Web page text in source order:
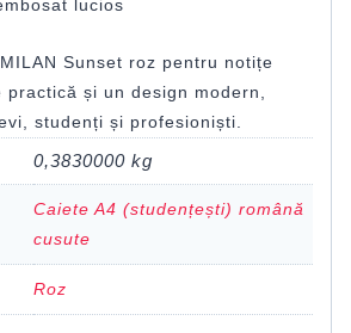
lucios
Sunset roz pentru notițe
și un design modern,
studenți și profesioniști.
0,3830000 kg
Caiete A4 (studențești) română
cusute
Roz